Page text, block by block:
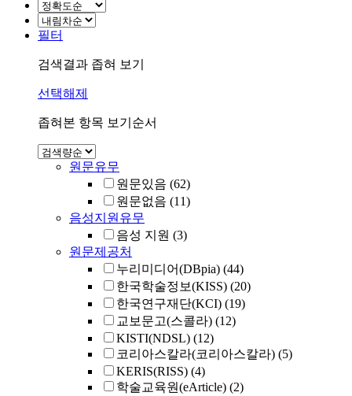
필터
검색결과 좁혀 보기
선택해제
좁혀본 항목 보기순서
원문유무
원문있음 (62)
원문없음 (11)
음성지원유무
음성 지원 (3)
원문제공처
누리미디어(DBpia) (44)
한국학술정보(KISS) (20)
한국연구재단(KCI) (19)
교보문고(스콜라) (12)
KISTI(NDSL) (12)
코리아스칼라(코리아스칼라) (5)
KERIS(RISS) (4)
학술교육원(eArticle) (2)